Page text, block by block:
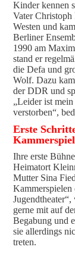
Kinder kennen
Vater Christoph
Westen und
Berliner
1990 am
stand er
die Defa und
Wolf. Dazu
der DDR und
„Leider ist
verstorben“,
Erste
Ihre erste
Heimatort
Mutter Sina
Kammerspielen
gerne mit auf
Begabung und
sie allerdings
treten.